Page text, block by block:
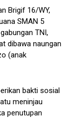
Brigif 16/WY,
SMAN 5
TNI,
dibawa naungan
(anak
bakti sosial
meninjau
penutupan